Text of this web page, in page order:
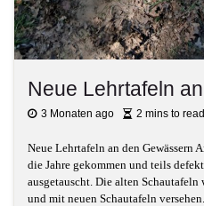
Neue Lehrtafeln
3 Monaten ago 2 mins to read
Neue Lehrtafeln an den Gewässern
die Jahre gekommen und teils
ausgetauscht. Die alten
und mit neuen Schautafeln